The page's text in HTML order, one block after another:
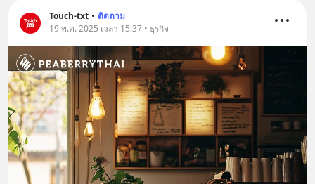
Touch-txt • ติดตาม
19 พ.ค. 2025 เวลา 15:37 • ธุรกิจ